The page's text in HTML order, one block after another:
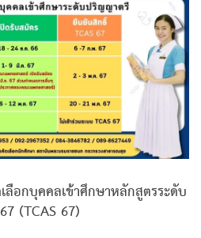
อกบุคคลเข้าศึกษาหลักสูตรระดับ
(TCAS 67)